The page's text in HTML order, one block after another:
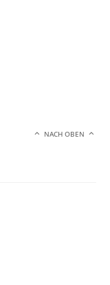
NACH OBEN